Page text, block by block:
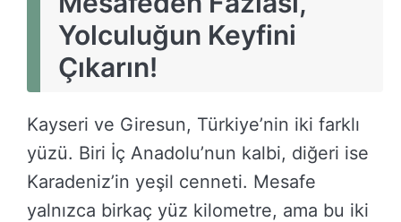
Yolculuğun Keyfini
Çıkarın!
Kayseri ve Giresun, Türkiye’nin iki farklı
yüzü. Biri İç Anadolu’nun kalbi, diğeri ise
Karadeniz’in yeşil cenneti. Mesafe
yalnızca birkaç yüz kilometre, ama bu iki